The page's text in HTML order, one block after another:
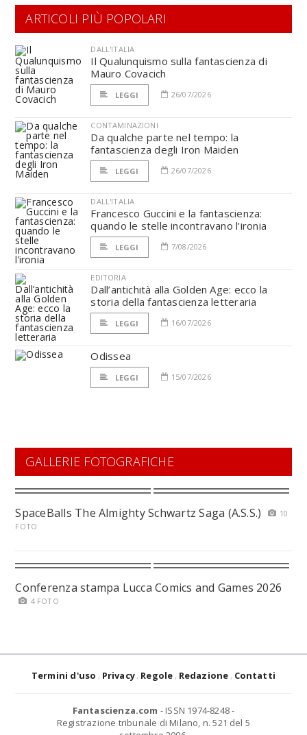
ARTICOLI PIÙ POPOLARI
DALL'ITALIA
Il Qualunquismo sulla fantascienza di
Mauro Covacich
LEGGI 26/07/2026
CONTAMINAZIONI
Da qualche parte nel tempo: la
fantascienza degli Iron Maiden
LEGGI 26/07/2026
DALL'ITALIA
Francesco Guccini e la fantascienza:
quando le stelle incontravano l’ironia
LEGGI 7/08/2026
EDITORIA
Dall’antichità alla Golden Age: ecco la
storia della fantascienza letteraria
LEGGI 16/07/2026
Odissea
LEGGI 15/07/2026
GALLERIE FOTOGRAFICHE
SpaceBalls The Almighty Schwartz Saga (A.S.S.)
10
FOTO
Conferenza stampa Lucca Comics and Games 2026
4 FOTO
Termini d'uso Privacy Regole Redazione Contatti
Fantascienza.com - ISSN 1974-8248 -
Registrazione tribunale di Milano, n. 521 del 5